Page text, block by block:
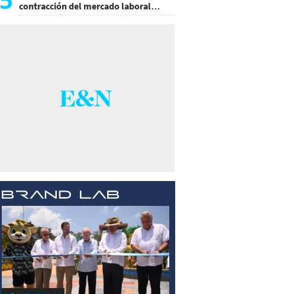
contracción del mercado laboral
causan baja del consumo